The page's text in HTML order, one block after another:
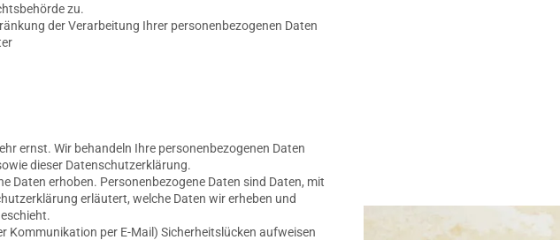
zu.
der Verarbeitung Ihrer personenbezogenen Daten
ernst. Wir behandeln Ihre personenbezogenen Daten
dieser Datenschutzerklärung.
Daten erhoben. Personenbezogene Daten sind Daten, mit
erläutert, welche Daten wir erheben und
Kommunikation per E-Mail) Sicherheitslücken aufweisen